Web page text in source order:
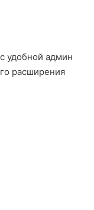
удобной админ
расширения